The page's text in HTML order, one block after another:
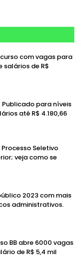
com vagas para
salários de R$
Publicado para níveis
até R$ 4.180,66
Seletivo
veja como se
2023 com mais
administrativos.
BB abre 6000 vagas
de R$ 5,4 mil